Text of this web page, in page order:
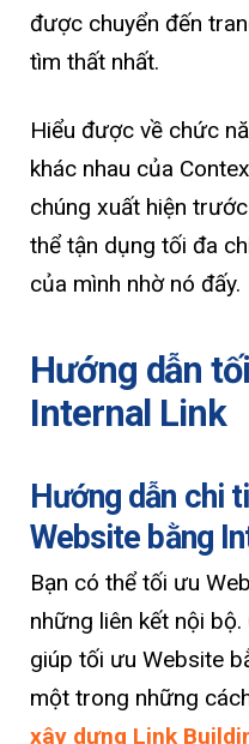
được chuyển đến
tìm thất nhất.
Hiểu được về chức
khác nhau của
chúng xuất hiện
thể tận dụng tối đa
của mình nhờ nó đấy.
Hướng dẫn
Internal Link
Hướng dẫn chi
Website bằng
Bạn có thể tối ưu
những liên kết nội
giúp tối ưu Website
một trong những
xây dựng Link